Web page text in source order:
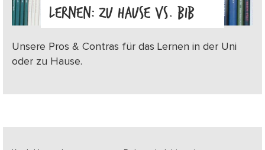
LERNEN: ZU HAUSE VS. BIB
Unsere Pros & Contras für das Lernen in der Uni
oder zu Hause.